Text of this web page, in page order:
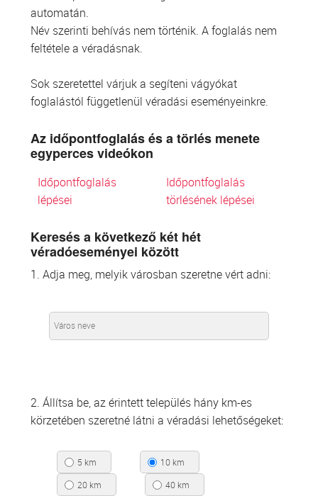
automatán.
Név szerinti behívás nem történik. A foglalás nem
feltétele a véradásnak.
Sok szeretettel várjuk a segíteni vágyókat
foglalástól függetlenül véradási eseményeinkre.
Az időpontfoglalás és a törlés menete
egyperces videókon
Időpontfoglalás
lépései
Időpontfoglalás
törlésének lépései
Keresés a következő két hét
véradóeseményei között
1. Adja meg, melyik városban szeretne vért adni:
2. Állítsa be, az érintett település hány km-es
körzetében szeretné látni a véradási lehetőségeket:
5 km
10 km
20 km
40 km